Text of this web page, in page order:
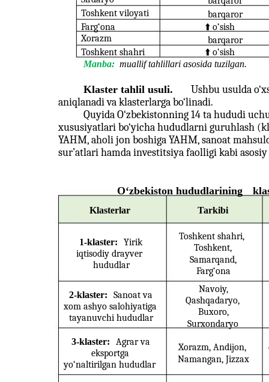
Toshkent viloyati
barqaror
Farg‘ona
⬆️ o‘sish
Xorazm
barqaror
Toshkent shahri
⬆️ o‘sish
Manba: muallif tahlillari asosida tuzilgan.
Klaster tahlil usuli.
Ushbu usulda
aniqlanadi va klasterlarga bo‘linadi.
Quyida O‘zbekistonning 14 ta hududi
xususiyatlari bo‘yicha hududlarni guruhlash
YAHM, aholi jon boshiga YAHM, sanoat
sur’atlari hamda investitsiya faolligi kabi
O‘zbekiston hududlarining
Klasterlar Tarkibi
1-klaster:
Yirik
iqtisodiy drayver
hududlar
Toshkent shahri,
Toshkent,
Samarqand,
Farg‘ona
2-klaster:
Sanoat va
xom ashyo salohiyatiga
tayanuvchi hududlar
Navoiy,
Qashqadaryo,
Buxoro,
Surxondaryo
3-klaster:
Agrar va
eksportga
yo‘naltirilgan hududlar
Xorazm, Andijon,
Namangan, Jizzax